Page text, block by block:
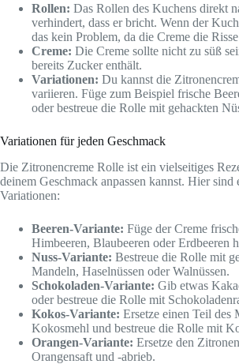
Rollen: Das Rollen des Kuchens direkt
verhindert, dass er bricht. Wenn der
das kein Problem, da die Creme die
Creme: Die Creme sollte nicht zu süß
bereits Zucker enthält.
Variationen: Du kannst die
variieren. Füge zum Beispiel frische
oder bestreue die Rolle mit gehackten
Variationen für jeden Geschmack
Die Zitronencreme Rolle ist ein vielseitiges
deinem Geschmack anpassen kannst. Hier sind
Variationen:
Beeren-Variante: Füge der Creme
Himbeeren, Blaubeeren oder Erdbeeren
Nuss-Variante: Bestreue die Rolle mit
Mandeln, Haselnüssen oder Walnüssen.
Schokoladen-Variante: Gib etwas
oder bestreue die Rolle mit
Kokos-Variante: Ersetze einen Teil des
Kokosmehl und bestreue die Rolle mit
Orangen-Variante: Ersetze den
Orangensaft und -abrieb.